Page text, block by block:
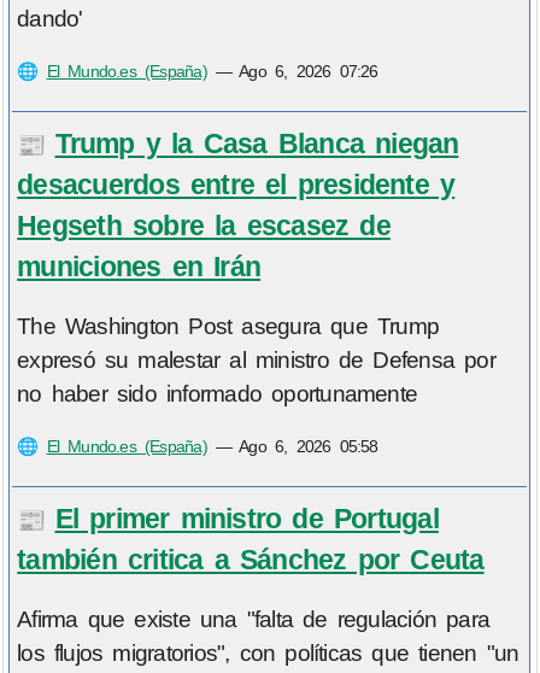
dando'
🌐 El Mundo.es (España)—Ago 6, 2026 07:26
📰 Trump y la Casa Blanca niegan
desacuerdos entre el presidente y
Hegseth sobre la escasez de
municiones en Irán
The Washington Post asegura que Trump
expresó su malestar al ministro de Defensa por
no haber sido informado oportunamente
🌐 El Mundo.es (España)—Ago 6, 2026 05:58
📰 El primer ministro de Portugal
también critica a Sánchez por Ceuta
Afirma que existe una "falta de regulación para
los flujos migratorios", con políticas que tienen "un